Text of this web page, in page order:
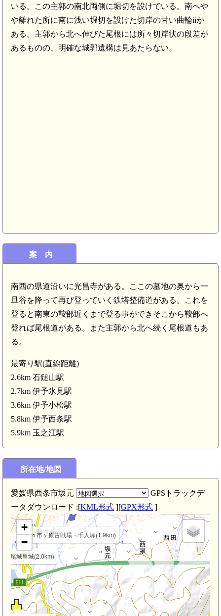
いる。この主郭の南北両側に堀切を設けている。南へや
や離れた所に南に浅い堀切を設けた切岸の甘い曲輪iiが
ある。主郭から北へ伸びた尾根には所々切岸状の段差が
あるものの、明確な城郭遺構は見あたらない。
案 内
南西の県道沿いに光昌寺がある。ここの墓地の奥から一
旦谷を降って再び登っていく鉄塔整備道がある。これを
登ると南東の鞍部近くまで登る事ができそこから鞍部へ
登れば尾根道がある。また主郭から北へ続く尾根道もあ
る。
最寄り駅(直線距離)
2.6km 石鎚山駅
2.7km 伊予氷見駅
3.6km 伊予小松駅
5.8km 伊予西条駅
5.9km 玉之江駅
所在地/地図
愛媛県西条市坂元
GPSトラックデ
ータダウンロード :[KML形式 ][GPX形式 ]
野々市ヶ原古戦場・千人塚(1.9km)
高尾城里城(2.0km)
+
−